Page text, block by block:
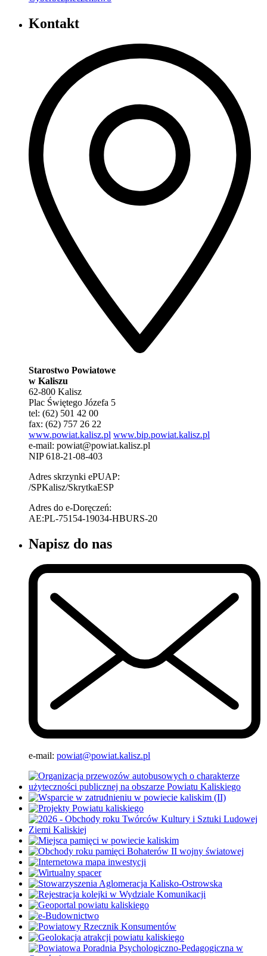
Kontakt
Starostwo Powiatowe
w Kaliszu
62-800 Kalisz
Plac Świętego Józefa 5
tel: (62) 501 42 00
fax: (62) 757 26 22
www.powiat.kalisz.pl www.bip.powiat.kalisz.pl
e-mail: powiat@powiat.kalisz.pl
NIP 618-21-08-403
Adres skrzynki ePUAP:
/SPKalisz/SkrytkaESP
Adres do e-Doręczeń:
AE:PL-75154-19034-HBURS-20
Napisz do nas
e-mail: powiat@powiat.kalisz.pl